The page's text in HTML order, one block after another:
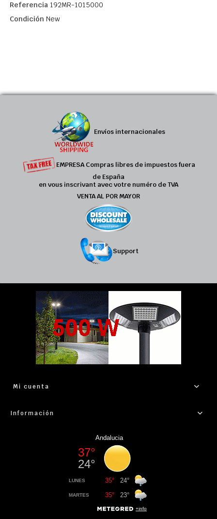
Referencia 192MR-1015000
Condición New
Envíos internacionales
EMPRESA Compras libres de impuestos fuera
de España
en vous inscrivant avec votre numéro de TVA
VENTA AL POR MAYOR
Support
Mi cuenta
Información